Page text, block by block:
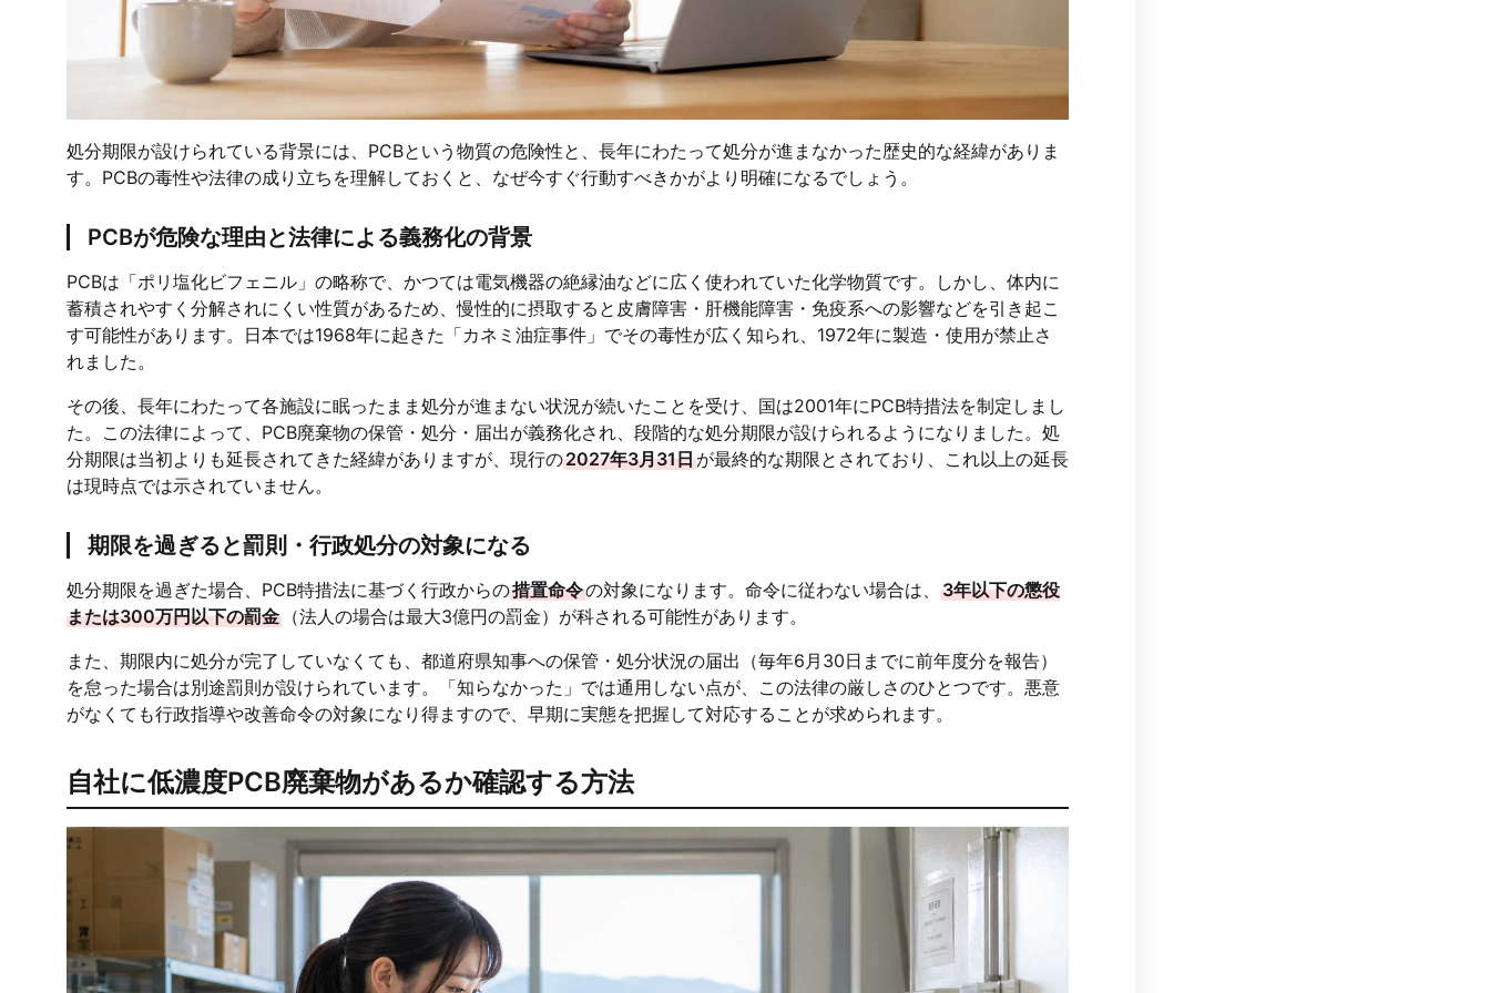
処分期限が設けられている背景には、PCBという物質の危険性と、長年にわたって処分が進まなかった歴史的な経緯がありま
す。PCBの毒性や法律の成り立ちを理解しておくと、なぜ今すぐ行動すべきかがより明確になるでしょう。
PCBが危険な理由と法律による義務化の背景
PCBは「ポリ塩化ビフェニル」の略称で、かつては電気機器の絶縁油などに広く使われていた化学物質です。しかし、体内に
蓄積されやすく分解されにくい性質があるため、慢性的に摂取すると皮膚障害・肝機能障害・免疫系への影響などを引き起こ
す可能性があります。日本では1968年に起きた「カネミ油症事件」でその毒性が広く知られ、1972年に製造・使用が禁止さ
れました。
その後、長年にわたって各施設に眠ったまま処分が進まない状況が続いたことを受け、国は2001年にPCB特措法を制定しまし
た。この法律によって、PCB廃棄物の保管・処分・届出が義務化され、段階的な処分期限が設けられるようになりました。処
分期限は当初よりも延長されてきた経緯がありますが、現行の2027年3月31日が最終的な期限とされており、これ以上の延長
は現時点では示されていません。
期限を過ぎると罰則・行政処分の対象になる
処分期限を過ぎた場合、PCB特措法に基づく行政からの措置命令の対象になります。命令に従わない場合は、 3年以下の懲役
または300万円以下の罰金 （法人の場合は最大3億円の罰金）が科される可能性があります。
また、期限内に処分が完了していなくても、都道府県知事への保管・処分状況の届出（毎年6月30日までに前年度分を報告）
を怠った場合は別途罰則が設けられています。「知らなかった」では通用しない点が、この法律の厳しさのひとつです。悪意
がなくても行政指導や改善命令の対象になり得ますので、早期に実態を把握して対応することが求められます。
自社に低濃度PCB廃棄物があるか確認する方法